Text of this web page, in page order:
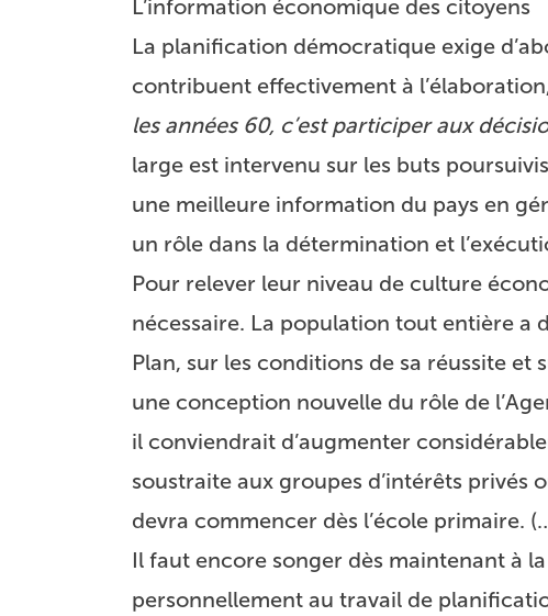
L’information économique des citoyens
La planification démocratique exige
contribuent effectivement à
les années 60, c’est participer aux
large est intervenu sur les buts
une meilleure information du pays en
un rôle dans la détermination et
Pour relever leur niveau de culture
nécessaire. La population tout entière
Plan, sur les conditions de sa réussite
une conception nouvelle du rôle de
il conviendrait d’augmenter
soustraite aux groupes d’intérêts privés
devra commencer dès l’école primaire.
Il faut encore songer dès maintenant à
personnellement au travail de